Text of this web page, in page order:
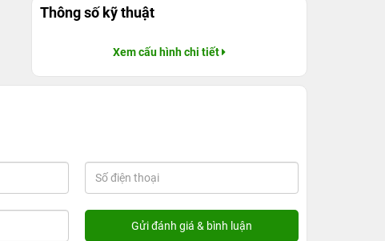
Thông số kỹ thuật
Xem cấu hình chi tiết